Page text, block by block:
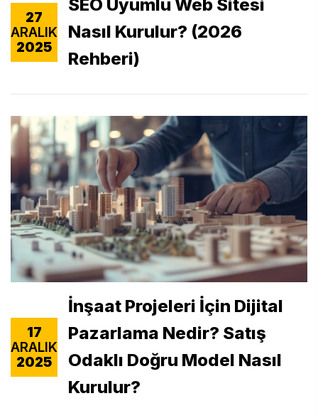
27
ARALIK
2025
SEO Uyumlu Web Sitesi
Nasıl Kurulur? (2026
Rehberi)
17
ARALIK
2025
İnşaat Projeleri İçin Dijital
Pazarlama Nedir? Satış
Odaklı Doğru Model Nasıl
Kurulur?